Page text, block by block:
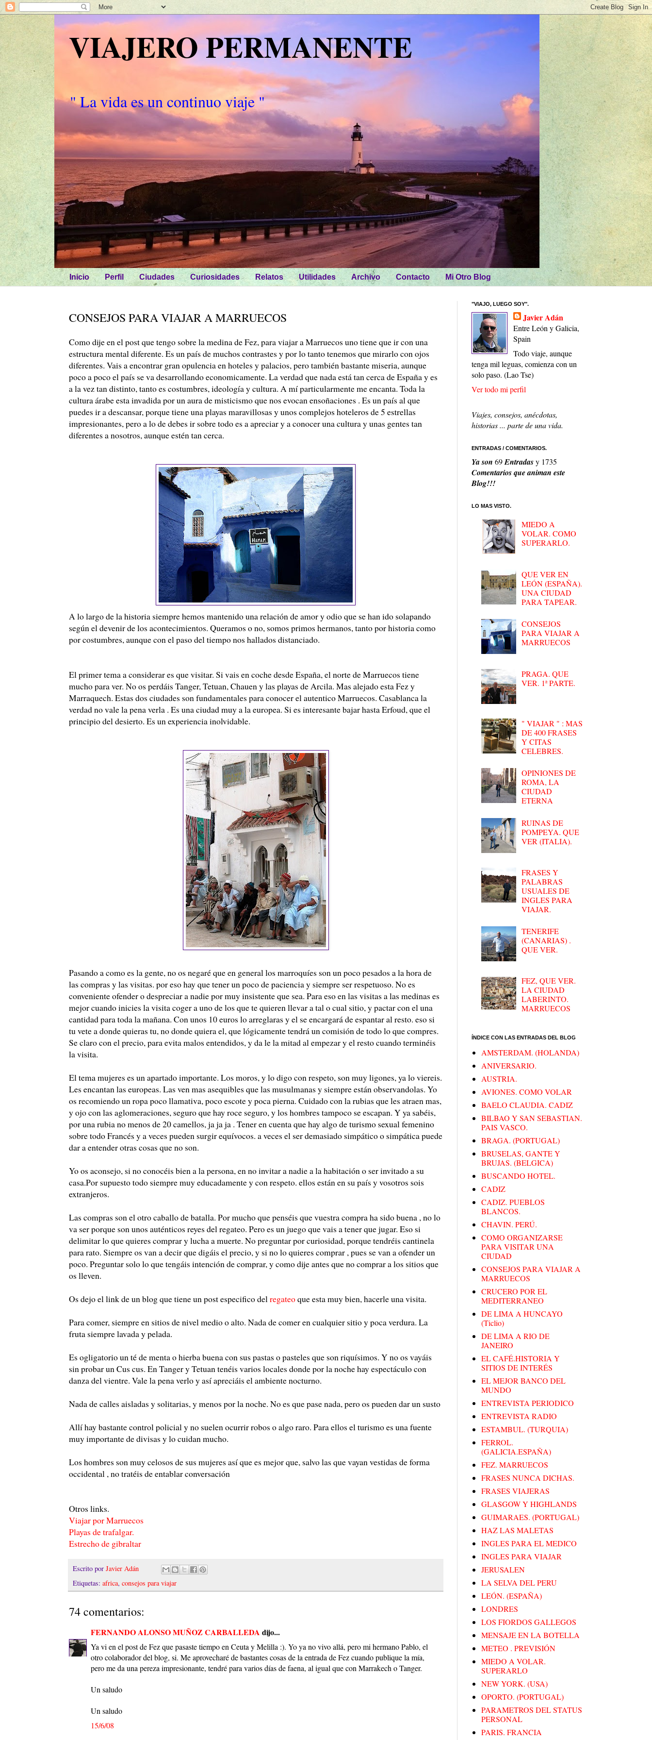
VIAJERO PERMANENTE
" La vida es un continuo viaje "
Inicio Perfil Ciudades Curiosidades Relatos Utilidades Archivo Contacto Mi Otro Blog
CONSEJOS PARA VIAJAR A MARRUECOS
Como dije en el post que tengo sobre la medina de Fez, para viajar a Marruecos uno tiene que ir con una
estructura mental diferente. Es un país de muchos contrastes y por lo tanto tenemos que mirarlo con ojos
diferentes. Vais a encontrar gran opulencia en hoteles y palacios, pero también bastante miseria, aunque
poco a poco el país se va desarrollando economicamente. La verdad que nada está tan cerca de España y es
a la vez tan distinto, tanto es costumbres, ideología y cultura. A mí particularmente me encanta. Toda la
cultura árabe esta invadida por un aura de misticismo que nos evocan ensoñaciones . Es un país al que
puedes ir a descansar, porque tiene una playas maravillosas y unos complejos hoteleros de 5 estrellas
impresionantes, pero a lo de debes ir sobre todo es a apreciar y a conocer una cultura y unas gentes tan
diferentes a nosotros, aunque estén tan cerca.
A lo largo de la historia siempre hemos mantenido una relación de amor y odio que se han ido solapando
según el devenir de los acontecimientos. Queramos o no, somos primos hermanos, tanto por historia como
por costumbres, aunque con el paso del tiempo nos hallados distanciado.
El primer tema a considerar es que visitar. Si vais en coche desde España, el norte de Marruecos tiene
mucho para ver. No os perdáis Tanger, Tetuan, Chauen y las playas de Arcila. Mas alejado esta Fez y
Marraquech. Estas dos ciudades son fundamentales para conocer el autentico Marruecos. Casablanca la
verdad no vale la pena verla . Es una ciudad muy a la europea. Si es interesante bajar hasta Erfoud, que el
principio del desierto. Es un experiencia inolvidable.
Pasando a como es la gente, no os negaré que en general los marroquíes son un poco pesados a la hora de
las compras y las visitas. por eso hay que tener un poco de paciencia y siempre ser respetuoso. No es
conveniente ofender o despreciar a nadie por muy insistente que sea. Para eso en las visitas a las medinas es
mejor cuando inicies la visita coger a uno de los que te quieren llevar a tal o cual sitio, y pactar con el una
cantidad para toda la mañana. Con unos 10 euros lo arreglaras y el se encargará de espantar al resto. eso si
tu vete a donde quieras tu, no donde quiera el, que lógicamente tendrá un comisión de todo lo que compres.
Se claro con el precio, para evita malos entendidos, y da le la mitad al empezar y el resto cuando terminéis
la visita.
El tema mujeres es un apartado importante. Los moros, y lo digo con respeto, son muy ligones, ya lo viereis.
Les encantan las europeas. Las ven mas asequibles que las musulmanas y siempre están observandolas. Yo
os recomiendo un ropa poco llamativa, poco escote y poca pierna. Cuidado con la rubias que les atraen mas,
y ojo con las aglomeraciones, seguro que hay roce seguro, y los hombres tampoco se escapan. Y ya sabéis,
por una rubia no menos de 20 camellos, ja ja ja . Tener en cuenta que hay algo de turismo sexual femenino
sobre todo Francés y a veces pueden surgir equívocos. a veces el ser demasiado simpático o simpática puede
dar a entender otras cosas que no son.
Yo os aconsejo, si no conocéis bien a la persona, en no invitar a nadie a la habitación o ser invitado a su
casa.Por supuesto todo siempre muy educadamente y con respeto. ellos están en su país y vosotros sois
extranjeros.
Las compras son el otro caballo de batalla. Por mucho que penséis que vuestra compra ha sido buena , no lo
va ser porque son unos auténticos reyes del regateo. Pero es un juego que vais a tener que jugar. Eso si
delimitar lo que quieres comprar y lucha a muerte. No preguntar por curiosidad, porque tendréis cantinela
para rato. Siempre os van a decir que digáis el precio, y si no lo quieres comprar , pues se van a ofender un
poco. Preguntar solo lo que tengáis intención de comprar, y como dije antes que no comprar a los sitios que
os lleven.
Os dejo el link de un blog que tiene un post especifico del regateoque esta muy bien, hacerle una visita.
Para comer, siempre en sitios de nivel medio o alto. Nada de comer en cualquier sitio y poca verdura. La
fruta siempre lavada y pelada.
Es ogligatorio un té de menta o hierba buena con sus pastas o pasteles que son riquísimos. Y no os vayáis
sin probar un Cus cus. En Tanger y Tetuan tenéis varios locales donde por la noche hay espectáculo con
danza del vientre. Vale la pena verlo y así apreciáis el ambiente nocturno.
Nada de calles aisladas y solitarias, y menos por la noche. No es que pase nada, pero os pueden dar un susto
Allí hay bastante control policial y no suelen ocurrir robos o algo raro. Para ellos el turismo es una fuente
muy importante de divisas y lo cuidan mucho.
Los hombres son muy celosos de sus mujeres así que es mejor que, salvo las que vayan vestidas de forma
occidental , no tratéis de entablar conversación
Otros links.
Viajar por Marruecos
Playas de trafalgar.
Estrecho de gibraltar
Escrito por Javier Adán
Etiquetas: africa, consejos para viajar
74 comentarios:
FERNANDO ALONSO MUÑOZ CARBALLEDA dijo...
Ya vi en el post de Fez que pasaste tiempo en Ceuta y Melilla :). Yo ya no vivo allá, pero mi hermano Pablo, el
otro colaborador del blog, si. Me aprovecharé de bastantes cosas de la entrada de Fez cuando publique la mía,
pero me da una pereza impresionante, tendré para varios días de faena, al igual que con Marrakech o Tanger.
Un saludo
Un saludo
15/6/08
"VIAJO, LUEGO SOY".
Javier Adán
Entre León y Galicia,
Spain
Todo viaje, aunque
tenga mil leguas, comienza con un
solo paso. (Lao Tse)
Ver todo mi perfil
Viajes, consejos, anécdotas,
historias ... parte de una vida.
ENTRADAS / COMENTARIOS.
Ya son 69Entradasy 1735
Comentarios que animan este
Blog!!!
LO MAS VISTO.
MIEDO A
VOLAR. COMO
SUPERARLO.
QUE VER EN
LEÓN (ESPAÑA).
UNA CIUDAD
PARA TAPEAR.
CONSEJOS
PARA VIAJAR A
MARRUECOS
PRAGA. QUE
VER. 1ª PARTE.
" VIAJAR " : MAS
DE 400 FRASES
Y CITAS
CELEBRES.
OPINIONES DE
ROMA, LA
CIUDAD
ETERNA
RUINAS DE
POMPEYA. QUE
VER (ITALIA).
FRASES Y
PALABRAS
USUALES DE
INGLES PARA
VIAJAR.
TENERIFE
(CANARIAS) .
QUE VER.
FEZ, QUE VER.
LA CIUDAD
LABERINTO.
MARRUECOS
ÍNDICE CON LAS ENTRADAS DEL BLOG
AMSTERDAM. (HOLANDA)
ANIVERSARIO.
AUSTRIA.
AVIONES. COMO VOLAR
BAELO CLAUDIA. CADIZ
BILBAO Y SAN SEBASTIAN.
PAIS VASCO.
BRAGA. (PORTUGAL)
BRUSELAS, GANTE Y
BRUJAS. (BELGICA)
BUSCANDO HOTEL.
CADIZ
CADIZ. PUEBLOS
BLANCOS.
CHAVIN. PERÚ.
COMO ORGANIZARSE
PARA VISITAR UNA
CIUDAD
CONSEJOS PARA VIAJAR A
MARRUECOS
CRUCERO POR EL
MEDITERRANEO
DE LIMA A HUNCAYO
(Ticlio)
DE LIMA A RIO DE
JANEIRO
EL CAFÉ.HISTORIA Y
SITIOS DE INTERÉS
EL MEJOR BANCO DEL
MUNDO
ENTREVISTA PERIODICO
ENTREVISTA RADIO
ESTAMBUL. (TURQUIA)
FERROL.
(GALICIA.ESPAÑA)
FEZ. MARRUECOS
FRASES NUNCA DICHAS.
FRASES VIAJERAS
GLASGOW Y HIGHLANDS
GUIMARAES. (PORTUGAL)
HAZ LAS MALETAS
INGLES PARA EL MEDICO
INGLES PARA VIAJAR
JERUSALEN
LA SELVA DEL PERU
LEÓN. (ESPAÑA)
LONDRES
LOS FIORDOS GALLEGOS
MENSAJE EN LA BOTELLA
METEO . PREVISIÓN
MIEDO A VOLAR.
SUPERARLO
NEW YORK. (USA)
OPORTO. (PORTUGAL)
PARAMETROS DEL STATUS
PERSONAL
PARIS. FRANCIA